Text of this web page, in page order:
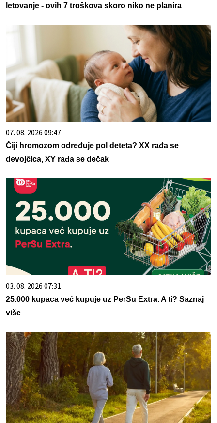
letovanje - ovih 7 troškova skoro niko ne planira
07. 08. 2026 09:47
Čiji hromozom određuje pol deteta? XX rađa se
devojčica, XY rađa se dečak
03. 08. 2026 07:31
25.000 kupaca već kupuje uz PerSu Extra. A ti? Saznaj
više